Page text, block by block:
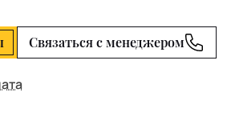
Связаться с менеджером